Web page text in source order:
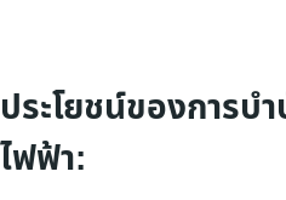
ประโยชน์ของการบ
ไฟฟ้า: